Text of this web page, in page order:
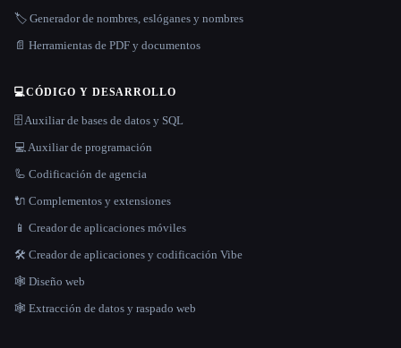
🏷️ Generador de nombres, eslóganes y nombres
📄 Herramientas de PDF y documentos
💻CÓDIGO Y DESARROLLO
🗄️ Auxiliar de bases de datos y SQL
💻 Auxiliar de programación
🦾 Codificación de agencia
🔌 Complementos y extensiones
📱 Creador de aplicaciones móviles
🛠️ Creador de aplicaciones y codificación Vibe
🕸 Diseño web
🕸️ Extracción de datos y raspado web